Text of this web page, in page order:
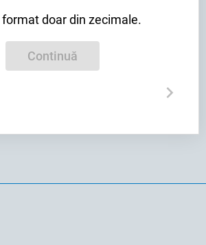
doar din zecimale.
Continuă